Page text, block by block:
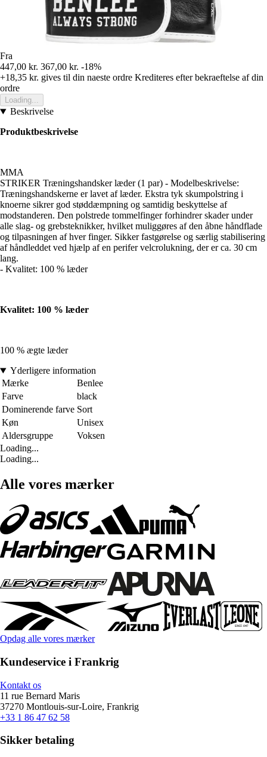
Fra
447,00 kr. 367,00 kr. -18%
+18,35 kr. gives til din naeste ordre Krediteres efter bekraeftelse af din
ordre
Loading...
Beskrivelse
Produktbeskrivelse
MMA
STRIKER Træningshandsker læder (1 par) - Modelbeskrivelse:
Træningshandskerne er lavet af læder. Ekstra tyk skumpolstring i
knoerne sikrer god støddæmpning og samtidig beskyttelse af
modstanderen. Den polstrede tommelfinger forhindrer skader under
alle slag- og grebsteknikker, hvilket muliggøres af den åbne håndflade
og tilpasningen af hver finger. Sikker fastgørelse og særlig stabilisering
af håndleddet ved hjælp af en perifer velcrolukning, der er ca. 30 cm
lang.
- Kvalitet: 100 % læder
Kvalitet: 100 % læder
100 % ægte læder
Yderligere information
Mærke
Benlee
Farve
black
Dominerende farve Sort
Køn
Unisex
Aldersgruppe
Voksen
Loading...
Loading...
Alle vores mærker
Opdag alle vores mærker
Kundeservice i Frankrig
Kontakt os
11 rue Bernard Maris
37270 Montlouis-sur-Loire, Frankrig
+33 1 86 47 62 58
Sikker betaling